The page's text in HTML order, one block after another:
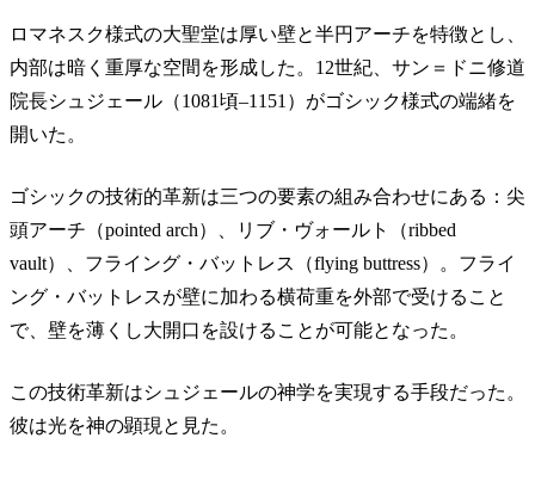
ロマネスク様式の大聖堂は厚い壁と半円アーチを特徴とし、
内部は暗く重厚な空間を形成した。12世紀、サン＝ドニ修道
院長シュジェール（1081頃–1151）がゴシック様式の端緒を
開いた。
ゴシックの技術的革新は三つの要素の組み合わせにある：尖
頭アーチ（pointed arch）、リブ・ヴォールト（ribbed
vault）、フライング・バットレス（flying buttress）。フライ
ング・バットレスが壁に加わる横荷重を外部で受けること
で、壁を薄くし大開口を設けることが可能となった。
この技術革新はシュジェールの神学を実現する手段だった。
彼は光を神の顕現と見た。